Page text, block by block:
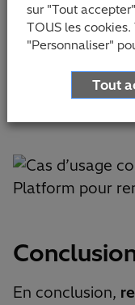
pour les
Contrôles
bonus au
En conclusion,
sur "Tout
TOUS les
"Personnaliser"
Tout